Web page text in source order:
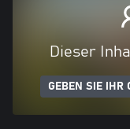
Dieser
GEBEN SIE IHR